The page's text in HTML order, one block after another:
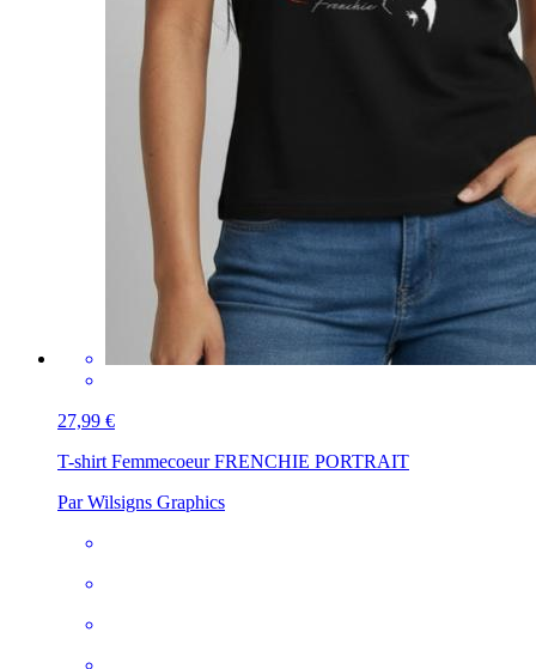
27,99 €
T-shirt Femmecoeur FRENCHIE PORTRAIT
Par Wilsigns Graphics